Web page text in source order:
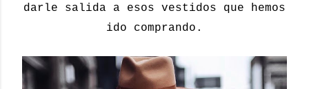
darle salida a esos vestidos que hemos
ido comprando.